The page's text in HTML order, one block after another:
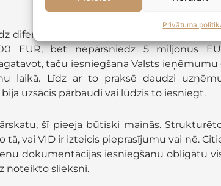
Privātuma
diferencētu pieeju – uzņēmumiem, kuru
EUR, bet nepārsniedz 5 miljonus
taču iesniegšana Valsts
laikā. Līdz ar to praksē daudzi
uzsācis pārbaudi vai lūdzis to iesniegt.
šī pieeja būtiski mainās.
tā, vai VID ir izteicis pieprasījumu vai nē.
dokumentācijas iesniegšanu obligātu
noteikto slieksni.